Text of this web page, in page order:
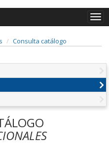
Consulta catálogo